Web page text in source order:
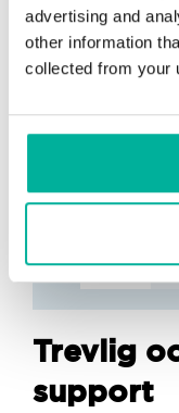
advertising and
other information
collected from your
Trevlig
support